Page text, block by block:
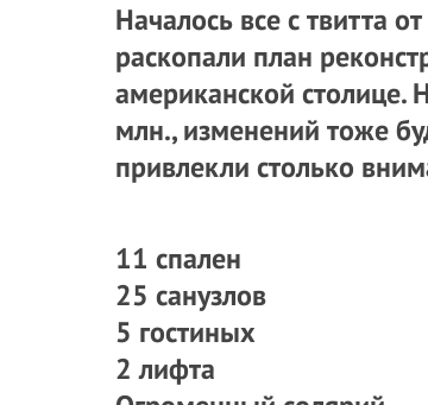
Началось все с твитта
раскопали план
американской столице.
млн., изменений тоже
привлекли столько
11 спален
25 санузлов
5 гостиных
2 лифта